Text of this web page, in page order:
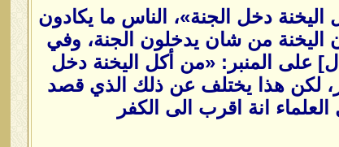
دخل الجنة»، الناس ما يكادون
من شان يدخلون الجنة، وفي
على المنبر: «من أكل اليخنة دخل
لكن هذا يختلف عن ذلك الذي قصد
انة اقرب الى الكفر